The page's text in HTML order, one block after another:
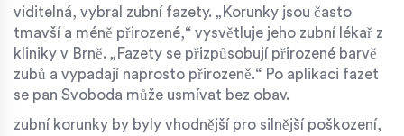
viditelná, vybral zubní fazety. „Korunky jsou často
tmavší a méně přirozené,“ vysvětluje jeho zubní lékař z
kliniky v Brně. „Fazety se přizpůsobují přirozené barvě
zubů a vypadají naprosto přirozeně.“ Po aplikaci fazet
se pan Svoboda může usmívat bez obav.
zubní korunky by byly vhodnější pro silnější poškození,